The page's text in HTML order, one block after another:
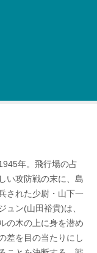
年。飛行場の占
い攻防戦の末に、島
された少尉・山下一
ュン(山田裕貴)は、
の木の上に身を潜め
差を目の当たりにし